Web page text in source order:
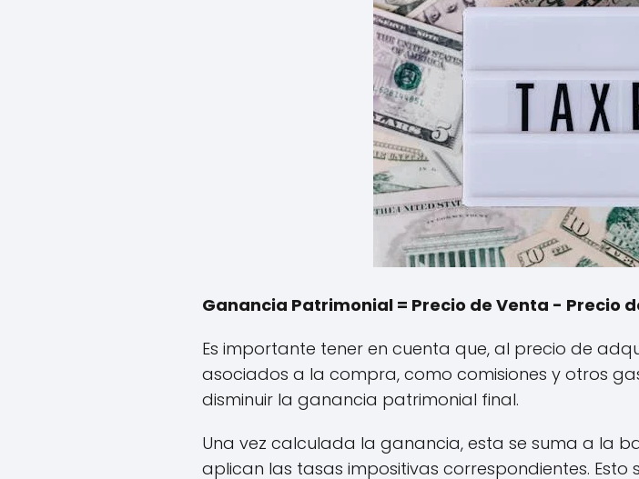
Ganancia Patrimonial = Precio de Venta - Precio
Es importante tener en cuenta que, al precio de
asociados a la compra, como comisiones y otros
disminuir la ganancia patrimonial final.
Una vez calculada la ganancia, esta se suma a la
aplican las tasas impositivas correspondientes.